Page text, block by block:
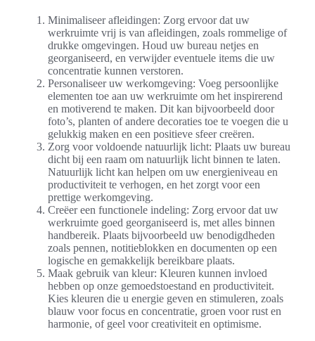
Minimaliseer afleidingen: Zorg ervoor dat uw
werkruimte vrij is van afleidingen, zoals rommelige of
drukke omgevingen. Houd uw bureau netjes en
georganiseerd, en verwijder eventuele items die uw
concentratie kunnen verstoren.
Personaliseer uw werkomgeving: Voeg persoonlijke
elementen toe aan uw werkruimte om het inspirerend
en motiverend te maken. Dit kan bijvoorbeeld door
foto’s, planten of andere decoraties toe te voegen die u
gelukkig maken en een positieve sfeer creëren.
Zorg voor voldoende natuurlijk licht: Plaats uw bureau
dicht bij een raam om natuurlijk licht binnen te laten.
Natuurlijk licht kan helpen om uw energieniveau en
productiviteit te verhogen, en het zorgt voor een
prettige werkomgeving.
Creëer een functionele indeling: Zorg ervoor dat uw
werkruimte goed georganiseerd is, met alles binnen
handbereik. Plaats bijvoorbeeld uw benodigdheden
zoals pennen, notitieblokken en documenten op een
logische en gemakkelijk bereikbare plaats.
Maak gebruik van kleur: Kleuren kunnen invloed
hebben op onze gemoedstoestand en productiviteit.
Kies kleuren die u energie geven en stimuleren, zoals
blauw voor focus en concentratie, groen voor rust en
harmonie, of geel voor creativiteit en optimisme.